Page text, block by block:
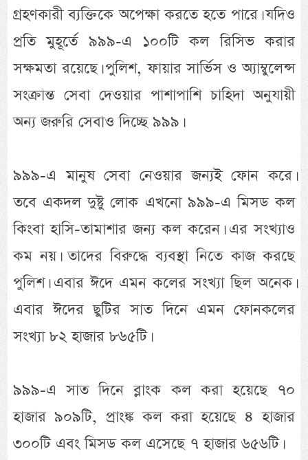
গ্রহণকারী ব্যক্তিকে অপেক্ষা করতে হতে পারে। যদিও
প্রতি মুহূর্তে ৯৯৯-এ ১০০টি কল রিসিভ করার
সক্ষমতা রয়েছে। পুলিশ, ফায়ার সার্ভিস ও অ্যাম্বুলেন্স
সংক্রান্ত সেবা দেওয়ার পাশাপাশি চাহিদা অনুযায়ী
অন্য জরুরি সেবাও দিচ্ছে ৯৯৯।
৯৯৯-এ মানুষ সেবা নেওয়ার জন্যই ফোন করে।
তবে একদল দুষ্টু লোক এখনো ৯৯৯-এ মিসড কল
কিংবা হাসি-তামাশার জন্য কল করেন। এর সংখ্যাও
কম নয়। তাদের বিরুদ্ধে ব্যবস্থা নিতে কাজ করছে
পুলিশ। এবার ঈদে এমন কলের সংখ্যা ছিল অনেক।
এবার ঈদের ছুটির সাত দিনে এমন ফোনকলের
সংখ্যা ৮২ হাজার ৮৬৫টি।
৯৯৯-এ সাত দিনে ব্লাংক কল করা হয়েছে ৭০
হাজার ৯০৯টি, প্রাংঙ্ক কল করা হয়েছে ৪ হাজার
৩০০টি এবং মিসড কল এসেছে ৭ হাজার ৬৫৬টি।